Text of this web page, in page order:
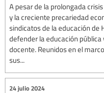
A pesar de la prolongada
y la creciente precariedad
sindicatos de la educación de
defender la educación
docente. Reunidos en el
sus...
24 julio 2024